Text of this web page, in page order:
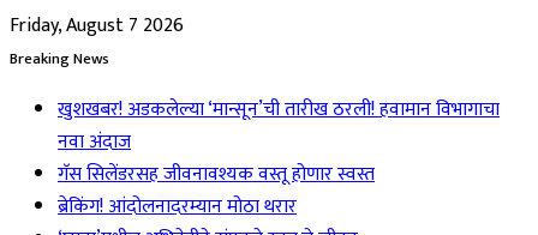
Friday, August 7 2026
Breaking News
खुशखबर! अडकलेल्या ‘मान्सून’ची तारीख ठरली! हवामान विभागाचा
नवा अंदाज
गॅस सिलेंडरसह जीवनावश्यक वस्तू होणार स्वस्त
ब्रेकिंग! आंदोलनादरम्यान मोठा थरार